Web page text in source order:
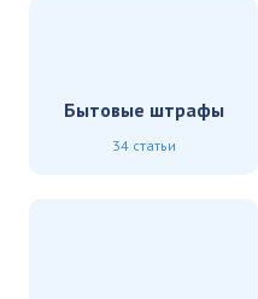
Бытовые штрафы
34 статьи